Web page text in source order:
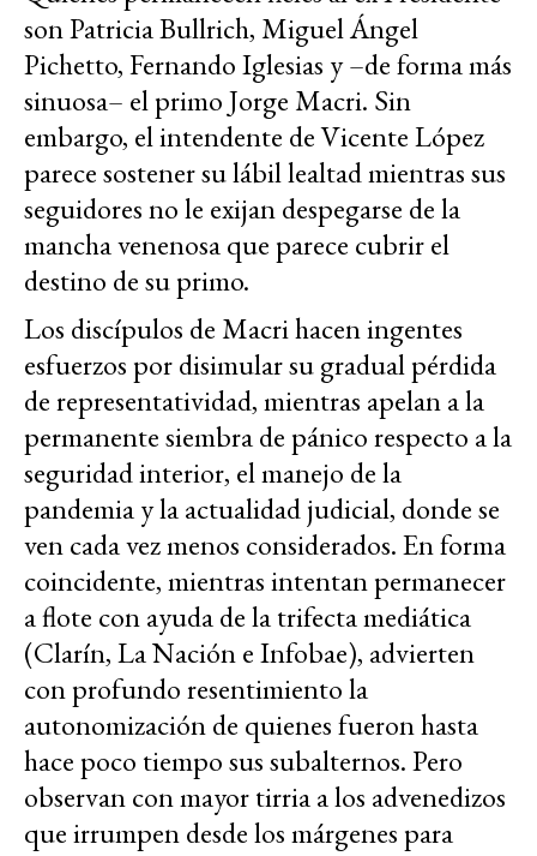
son Patricia Bullrich, Miguel Ángel
Pichetto, Fernando Iglesias y –de forma más
sinuosa– el primo Jorge Macri. Sin
embargo, el intendente de Vicente López
parece sostener su lábil lealtad mientras sus
seguidores no le exijan despegarse de la
mancha venenosa que parece cubrir el
destino de su primo.
Los discípulos de Macri hacen ingentes
esfuerzos por disimular su gradual pérdida
de representatividad, mientras apelan a la
permanente siembra de pánico respecto a la
seguridad interior, el manejo de la
pandemia y la actualidad judicial, donde se
ven cada vez menos considerados. En forma
coincidente, mientras intentan permanecer
a flote con ayuda de la trifecta mediática
(Clarín, La Nación e Infobae), advierten
con profundo resentimiento la
autonomización de quienes fueron hasta
hace poco tiempo sus subalternos. Pero
observan con mayor tirria a los advenedizos
que irrumpen desde los márgenes para